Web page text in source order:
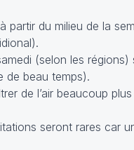
du milieu de la
(selon les
de beau temps).
de l’air beaucoup
seront rares car